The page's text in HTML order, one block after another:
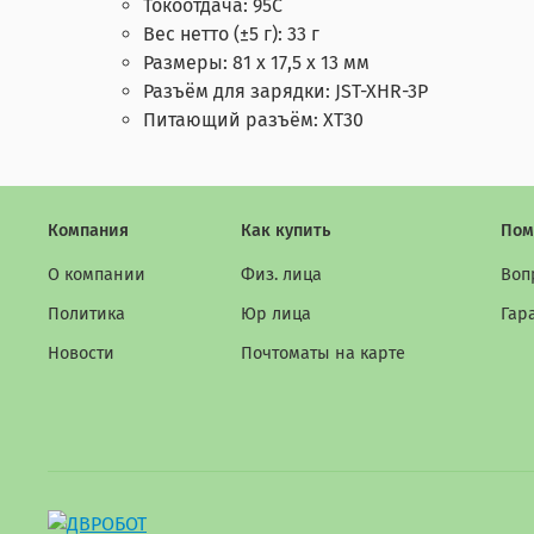
Токоотдача: 95C
Вес нетто (±5 г): 33 г
Размеры: 81 x 17,5 x 13 мм
Разъём для зарядки: JST-XHR-3P
Питающий разъём: XT30
Компания
О компании
Политика
Новости
Как купить
Физ. лица
Юр лица
Почтоматы на карте